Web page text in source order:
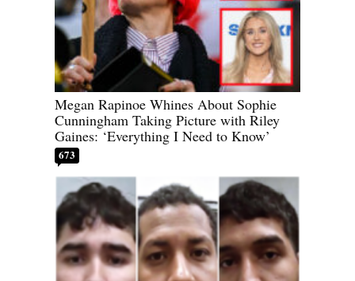
Megan Rapinoe Whines About Sophie
Cunningham Taking Picture with Riley
Gaines: ‘Everything I Need to Know’
673